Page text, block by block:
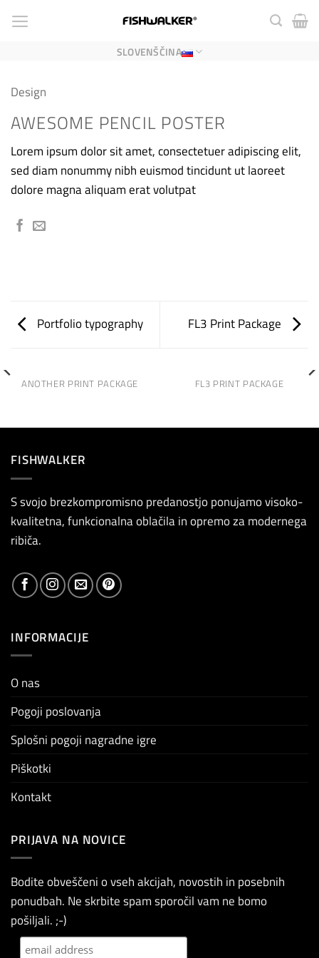
SLOVENŠČINA
Design
AWESOME PENCIL POSTER
Lorem ipsum dolor sit amet, consectetuer adipiscing elit,
sed diam nonummy nibh euismod tincidunt ut laoreet
dolore magna aliquam erat volutpat
Portfolio typography FL3 Print Package
ANOTHER PRINT PACKAGE FL3 PRINT PACKAGE
FISHWALKER
S svojo brezkompromisno predanostjo ponujamo visoko-
kvalitetna, funkcionalna oblačila in opremo za modernega
ribiča.
INFORMACIJE
O nas
Pogoji poslovanja
Splošni pogoji nagradne igre
Piškotki
Kontakt
PRIJAVA NA NOVICE
Bodite obveščeni o vseh akcijah, novostih in posebnih
ponudbah. Ne skrbite spam sporočil vam ne bomo
pošiljali. ;-)